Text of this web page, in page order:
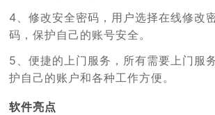
4、修改安全密码，用户选择在线修改
码，保护自己的账号安全。
5、便捷的上门服务，所有需要上门服
护自己的账户和各种工作方便。
软件亮点